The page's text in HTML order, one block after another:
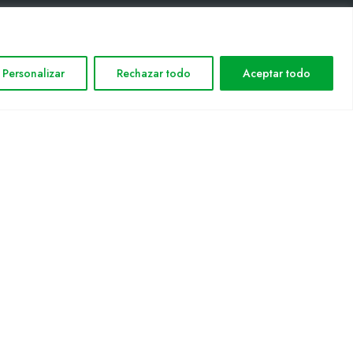
Personalizar Rechazar todo Aceptar todo
INFORMACIÓN LEGAL
Aviso legal